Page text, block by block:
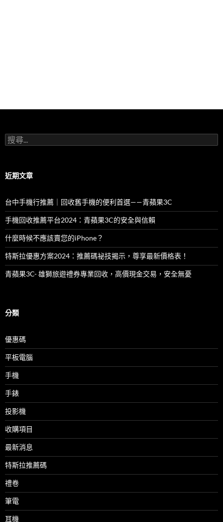
搜
尋
字:
近期文章
台中手機行推薦｜回收舊手機的便利首選——青蘋果3C
手機回收推薦平台2024：青蘋果3C的安全與信賴
什麼時候不應該賣您的iPhone？
特斯拉優惠方案2024：推薦碼祕技揭示，尊享最新價格表！
青蘋果3C- 雄獅旅遊禮券專業回收，高價現金交易，安全無憂
分類
優惠碼
平板電腦
手機
手錶
投影機
收購項目
最新消息
特斯拉推薦碼
禮卷
筆電
耳機